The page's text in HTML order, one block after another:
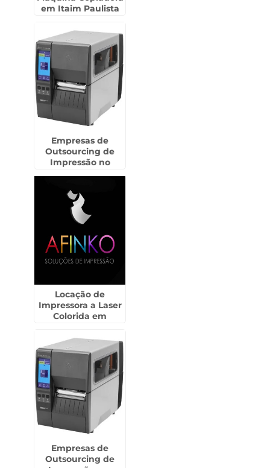
em Itaim Paulista
Empresas de
Outsourcing de
Impressão no
Locação de
Impressora a Laser
Colorida em
Venceslau
Empresas de
Outsourcing de